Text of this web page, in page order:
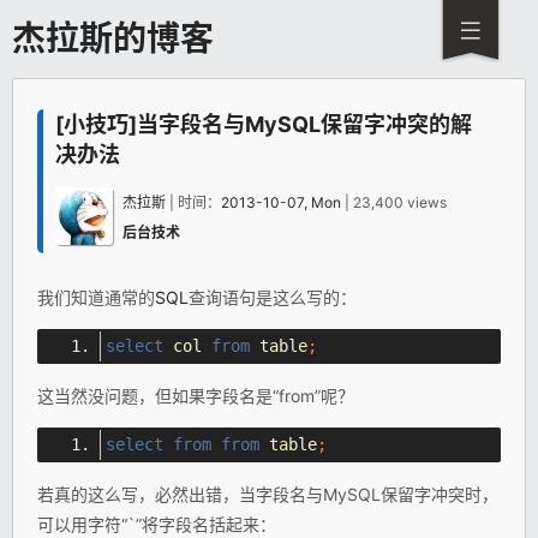
杰拉斯的博客
[小技巧]当字段名与MySQL保留字冲突的解
决办法
杰拉斯 | 时间： 2013-10-07, Mon | 23,400 views
后台技术
我们知道通常的SQL 查询语句是这么写的：
select col from table;
这当然没问题，但如果字段名是“from”呢？
select from from table;
若真的这么写，必然出错，当字段名与MySQL保留字冲突时，
可以用字符“`”将字段名括起来：